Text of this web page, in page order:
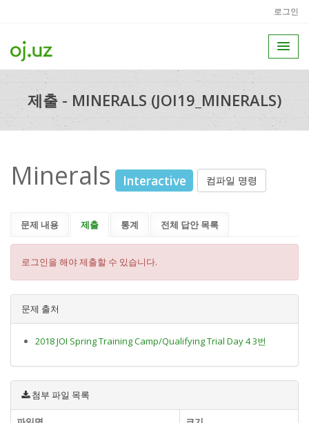
로그인
제출 - MINERALS (JOI19_MINERALS)
Minerals Interactive 컴파일 명령
문제 내용 제출 통계 전체 답안 목록
로그인을 해야 제출할 수 있습니다.
문제 출처
2018 JOI Spring Training Camp/Qualifying Trial Day 4 3번
첨부 파일 목록